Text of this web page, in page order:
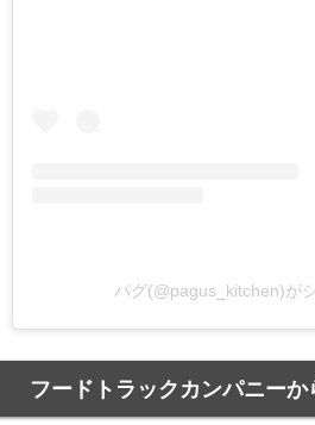
パグ(@pagus_kitchen)が
フードトラックカンパニーか